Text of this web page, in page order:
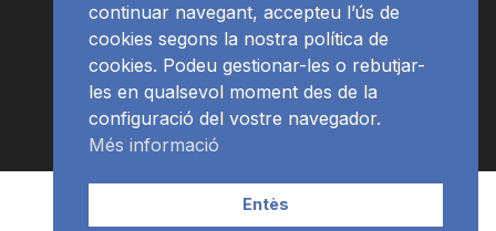
APP Programació
continuar navegant, accepteu l’ús de
cookies segons la nostra política de
cookies. Podeu gestionar-les o rebutjar-
les en qualsevol moment des de la
configuració del vostre navegador.
Més informació
Entès